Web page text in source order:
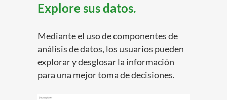
Explore sus datos.
Mediante el uso de componentes de
análisis de datos, los usuarios pueden
explorar y desglosar la información
para una mejor toma de decisiones.